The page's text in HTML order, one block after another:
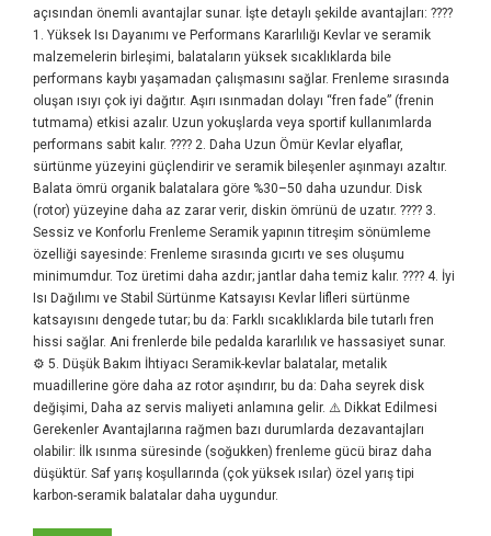
açısından önemli avantajlar sunar. İşte detaylı şekilde avantajları: ????
1. Yüksek Isı Dayanımı ve Performans Kararlılığı Kevlar ve seramik
malzemelerin birleşimi, balataların yüksek sıcaklıklarda bile
performans kaybı yaşamadan çalışmasını sağlar. Frenleme sırasında
oluşan ısıyı çok iyi dağıtır. Aşırı ısınmadan dolayı “fren fade” (frenin
tutmama) etkisi azalır. Uzun yokuşlarda veya sportif kullanımlarda
performans sabit kalır. ???? 2. Daha Uzun Ömür Kevlar elyaflar,
sürtünme yüzeyini güçlendirir ve seramik bileşenler aşınmayı azaltır.
Balata ömrü organik balatalara göre %30–50 daha uzundur. Disk
(rotor) yüzeyine daha az zarar verir, diskin ömrünü de uzatır. ???? 3.
Sessiz ve Konforlu Frenleme Seramik yapının titreşim sönümleme
özelliği sayesinde: Frenleme sırasında gıcırtı ve ses oluşumu
minimumdur. Toz üretimi daha azdır; jantlar daha temiz kalır. ???? 4. İyi
Isı Dağılımı ve Stabil Sürtünme Katsayısı Kevlar lifleri sürtünme
katsayısını dengede tutar; bu da: Farklı sıcaklıklarda bile tutarlı fren
hissi sağlar. Ani frenlerde bile pedalda kararlılık ve hassasiyet sunar.
⚙️ 5. Düşük Bakım İhtiyacı Seramik-kevlar balatalar, metalik
muadillerine göre daha az rotor aşındırır, bu da: Daha seyrek disk
değişimi, Daha az servis maliyeti anlamına gelir. ⚠️ Dikkat Edilmesi
Gerekenler Avantajlarına rağmen bazı durumlarda dezavantajları
olabilir: İlk ısınma süresinde (soğukken) frenleme gücü biraz daha
düşüktür. Saf yarış koşullarında (çok yüksek ısılar) özel yarış tipi
karbon-seramik balatalar daha uygundur.